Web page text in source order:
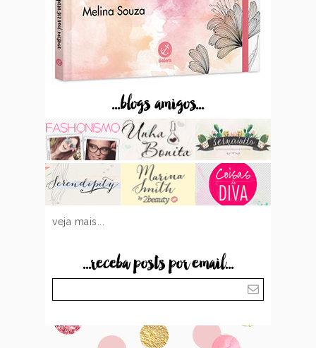
...blogs amigos...
veja mais...
...receba posts por email...